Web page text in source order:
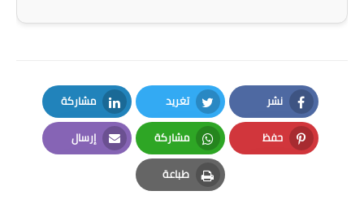
العطل
صحة وطب
فن ومشاهير
العامة
نشر
Facebook
تغريد
Twitter
مشاركة
LinkedIn
حفظ
Pinterest
مشاركة
Whatsapp
إرسال
Email
طباعة
Print